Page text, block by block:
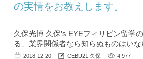
の実情をお教えします。
久保光博 久保’s EYEフィリピン留学
る、業界関係者なら知らぬものはい
博（クボ ミツヒロ）。彼独自の切り
2018-12-20 CEBU21 久保 4,977